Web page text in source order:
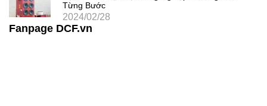
Từng Bước
2024/02/28
Fanpage DCF.vn